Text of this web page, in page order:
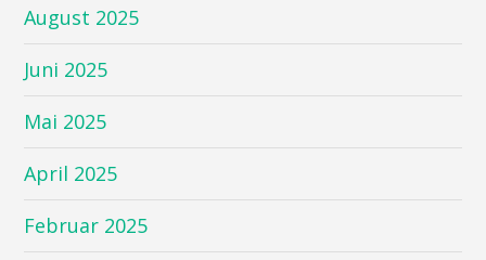
August 2025
Juni 2025
Mai 2025
April 2025
Februar 2025